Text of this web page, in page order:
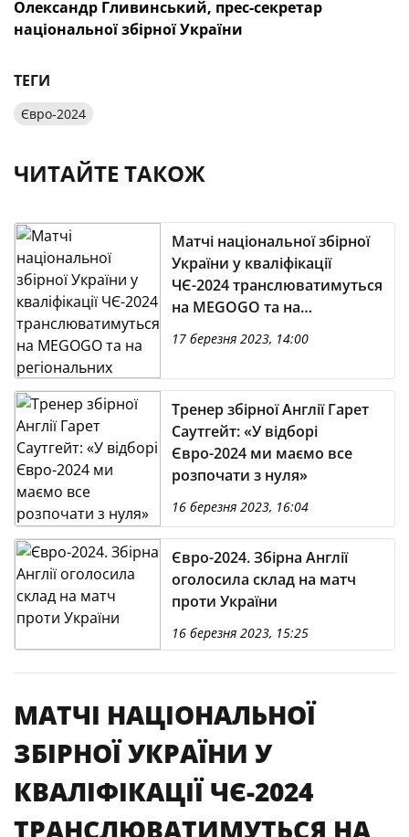
Олександр Гливинський, прес-секретар
національної збірної України
ТЕГИ
Євро-2024
ЧИТАЙТЕ ТАКОЖ
Матчі національної збірної
України у кваліфікації
ЧЄ-2024 транслюватимуться
на MEGOGO та на
регіональних телеканалах
Суспільного
17 березня 2023, 14:00
Тренер збірної Англії Гарет
Саутгейт: «У відборі
Євро-2024 ми маємо все
розпочати з нуля»
16 березня 2023, 16:04
Євро-2024. Збірна Англії
оголосила склад на матч
проти України
16 березня 2023, 15:25
МАТЧІ НАЦІОНАЛЬНОЇ
ЗБІРНОЇ УКРАЇНИ У
КВАЛІФІКАЦІЇ ЧЄ-2024
ТРАНСЛЮВАТИМУТЬСЯ НА